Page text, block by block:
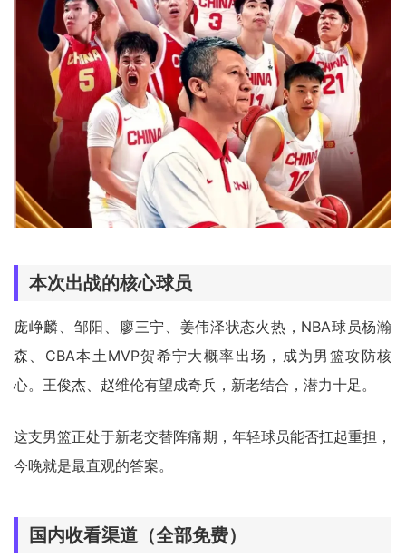
本次出战的核心球员
庞峥麟、邹阳、廖三宁、姜伟泽状态火热，NBA球员杨瀚
森、CBA本土MVP贺希宁大概率出场，成为男篮攻防核
心。王俊杰、赵维伦有望成奇兵，新老结合，潜力十足。
这支男篮正处于新老交替阵痛期，年轻球员能否扛起重担，
今晚就是最直观的答案。
国内收看渠道（全部免费）